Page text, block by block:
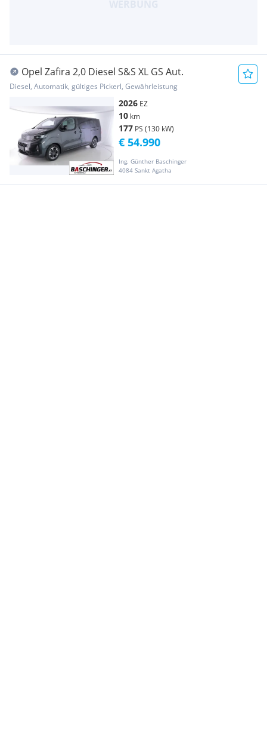
Opel Zafira 2,0 Diesel S&S XL GS Aut.
Diesel, Automatik, gültiges Pickerl, Gewährleistung
2026 EZ
10 km
177 PS (130 kW)
Ing. Günther Baschinger
4084 Sankt Agatha
€ 54.990